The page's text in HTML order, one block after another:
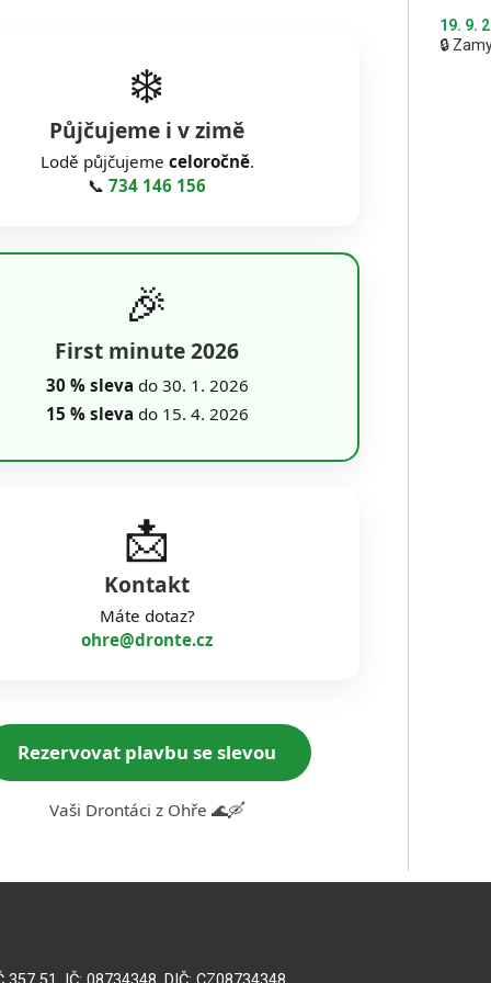
❄️
Půjčujeme i v zimě
Lodě půjčujeme celoročně.
📞734 146 156
🎉
First minute 2026
30 % sleva do 30. 1. 2026
15 % sleva do 15. 4. 2026
📩
Kontakt
Máte dotaz?
ohre@dronte.cz
Rezervovat plavbu se slevou
Vaši Drontáci z Ohře 🌊🛶
19. 9.
🔒